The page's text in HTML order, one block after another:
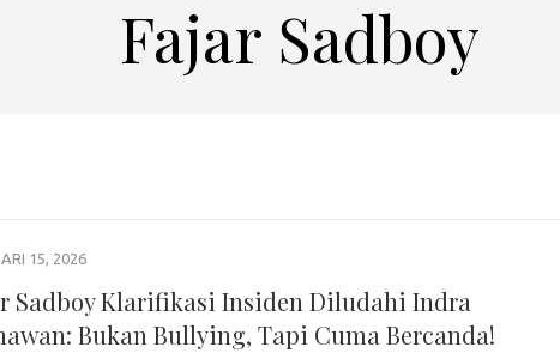
Fajar Sadboy
15, 2026
Sadboy Klarifikasi Insiden Diludahi Indra
Bukan Bullying, Tapi Cuma Bercanda!